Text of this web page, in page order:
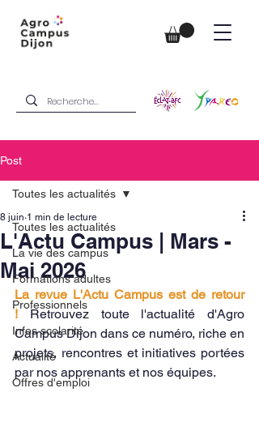
Post
Toutes les actualités
La vie des campus
Formations adultes
Professionnels
Infos scolarité
Actualité
Offres d'emploi
Toutes les actualités
L'Actu Campus | Mars -
Mai 2026
8 juin 1 min de lecture
La revue L'Actu Campus est de retour
! Retrouvez toute l'actualité d'Agro
Campus Dijon dans ce numéro, riche en
projets, rencontres et initiatives portées
par nos apprenants et nos équipes.